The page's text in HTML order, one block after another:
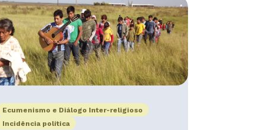
Ecumenismo e Diálogo Inter-religioso
Incidência política